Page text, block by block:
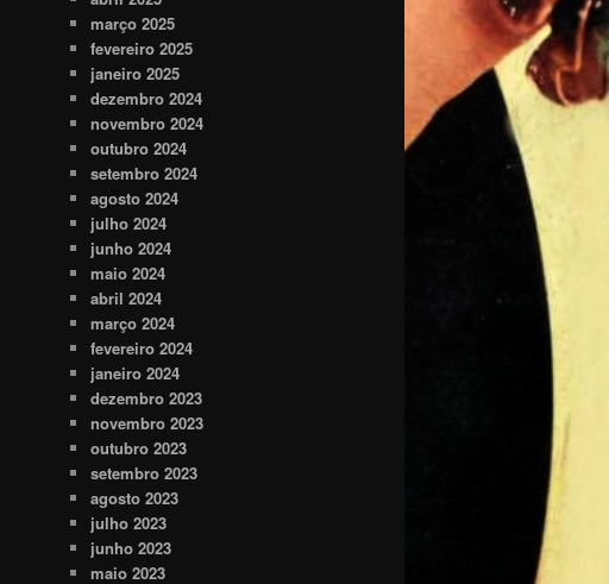
março 2025
fevereiro 2025
janeiro 2025
dezembro 2024
novembro 2024
outubro 2024
setembro 2024
agosto 2024
julho 2024
junho 2024
maio 2024
abril 2024
março 2024
fevereiro 2024
janeiro 2024
dezembro 2023
novembro 2023
outubro 2023
setembro 2023
agosto 2023
julho 2023
junho 2023
maio 2023